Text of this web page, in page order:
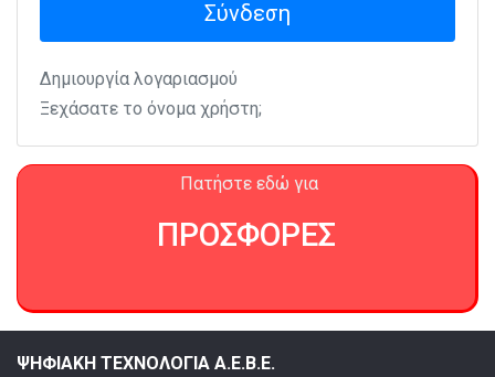
Σύνδεση
Δημιουργία λογαριασμού
Ξεχάσατε το όνομα χρήστη;
Πατήστε εδώ για
ΠΡΟΣΦΟΡΕΣ
ΨΗΦΙΑΚΗ ΤΕΧΝΟΛΟΓΙΑ Α.Ε.Β.Ε.